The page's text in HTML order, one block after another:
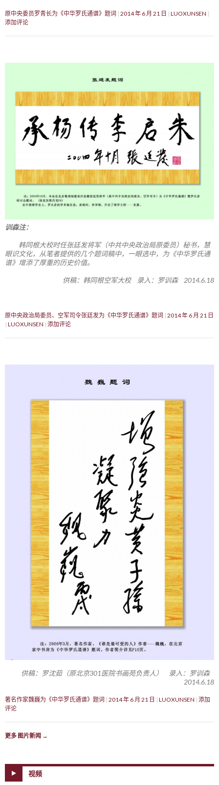
原中央委员罗青长为《中华罗氏通谱》题词 2014 年 6 月 21 日
LUOXUNSEN
添加评论
训森注：
韩同根大校时任张廷发将军（中共中央政治局原委员）秘书，慧
眼识文化，从笔者提供的几个题词稿中，一眼选中，为《中华罗氏通
谱》增添了厚重的历史价值。
供稿：韩同根空军大校 录入：罗训森 2014.6.18
原中央政治局委员、空军司令张廷发为《中华罗氏通谱》题词 2014 年 6 月 21 日
LUOXUNSEN 添加评论
供稿：罗沈茹（原北京301医院书画苑负责人） 录入：罗训森
2014.6.18
著名作家魏巍为《中华罗氏通谱》题词 2014 年 6 月 21 日 LUOXUNSEN 添加
评论
更多 图片新闻 →
视频